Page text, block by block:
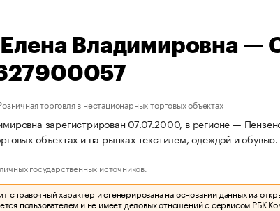
Елена Владимировна
торговля в нестационарных торговых объектах
зарегистрирован 07.07.2000, в регионе —
объектах и на рынках текстилем, одеждой и
государственных источников.
справочный характер и сгенерирована на основании данных из
пользователем и не имеет деловых отношений с сервисом РБК